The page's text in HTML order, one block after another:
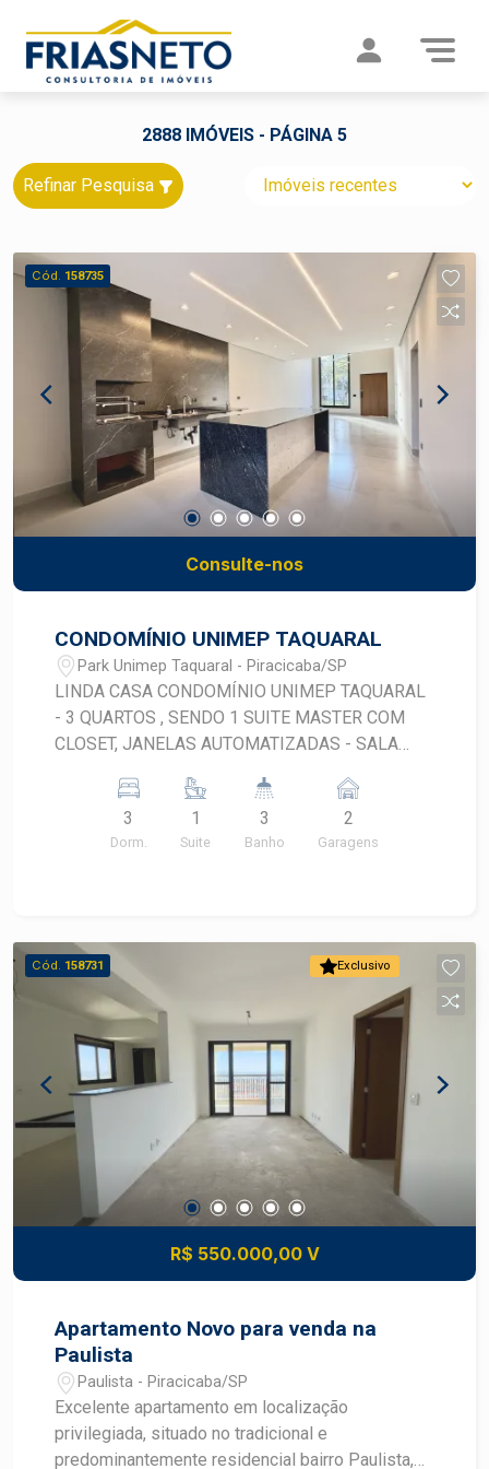
2888 IMÓVEIS - PÁGINA 5
Refinar Pesquisa
Cód. 158735
Consulte-nos
CONDOMÍNIO UNIMEP TAQUARAL
Park Unimep Taquaral - Piracicaba/SP
LINDA CASA CONDOMÍNIO UNIMEP TAQUARAL
- 3 QUARTOS , SENDO 1 SUITE MASTER COM
CLOSET, JANELAS AUTOMATIZADAS - SALA
PE DIREITO ALTO E UM LINDO LUSTRE -
COZINHA NO FORMATO ILHA - ÁREA GORMET
CHURRASQUEIRA EM BALANÇO - PRONTOS
LED - TODO ILUMINAÇÃO EM LED -
FECHADURA ELETRÔNICA COM BIOMETRIA E
FACIAL - GARAGEM PARA 2 CARROS COBETOS
3
Dorm.
1
Suite
3
Banho
2
Garagens
Exclusivo
Cód. 158731
R$ 550.000,00 V
Apartamento Novo para venda na
Paulista
Paulista - Piracicaba/SP
Excelente apartamento em localização
privilegiada, situado no tradicional e
predominantemente residencial bairro Paulista,